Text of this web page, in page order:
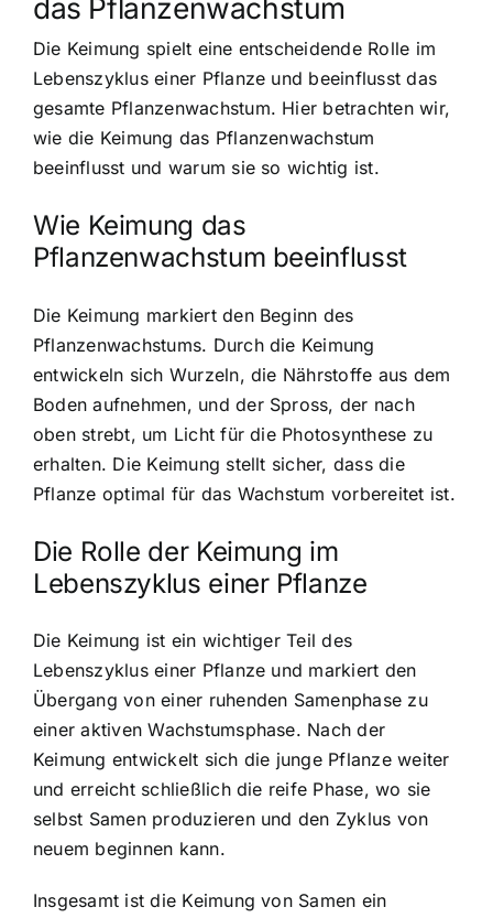
das Pflanzenwachstum
Die Keimung spielt eine entscheidende Rolle im
Lebenszyklus einer Pflanze und beeinflusst das
gesamte Pflanzenwachstum. Hier betrachten wir,
wie die Keimung das Pflanzenwachstum
beeinflusst und warum sie so wichtig ist.
Wie Keimung das
Pflanzenwachstum beeinflusst
Die Keimung markiert den Beginn des
Pflanzenwachstums. Durch die Keimung
entwickeln sich Wurzeln, die Nährstoffe aus dem
Boden aufnehmen, und der Spross, der nach
oben strebt, um Licht für die Photosynthese zu
erhalten. Die Keimung stellt sicher, dass die
Pflanze optimal für das Wachstum vorbereitet ist.
Die Rolle der Keimung im
Lebenszyklus einer Pflanze
Die Keimung ist ein wichtiger Teil des
Lebenszyklus einer Pflanze und markiert den
Übergang von einer ruhenden Samenphase zu
einer aktiven Wachstumsphase. Nach der
Keimung entwickelt sich die junge Pflanze weiter
und erreicht schließlich die reife Phase, wo sie
selbst Samen produzieren und den Zyklus von
neuem beginnen kann.
Insgesamt ist die Keimung von Samen ein